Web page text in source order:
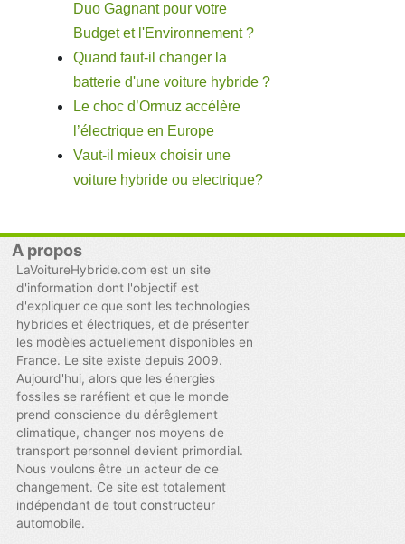
Duo Gagnant pour votre
Budget et l'Environnement ?
Quand faut-il changer la
batterie d'une voiture hybride ?
Le choc d’Ormuz accélère
l’électrique en Europe
Vaut-il mieux choisir une
voiture hybride ou electrique?
A propos
LaVoitureHybride.com est un site
d'information dont l'objectif est
d'expliquer ce que sont les technologies
hybrides et électriques, et de présenter
les modèles actuellement disponibles en
France. Le site existe depuis 2009.
Aujourd'hui, alors que les énergies
fossiles se raréfient et que le monde
prend conscience du dérêglement
climatique, changer nos moyens de
transport personnel devient primordial.
Nous voulons être un acteur de ce
changement. Ce site est totalement
indépendant de tout constructeur
automobile.